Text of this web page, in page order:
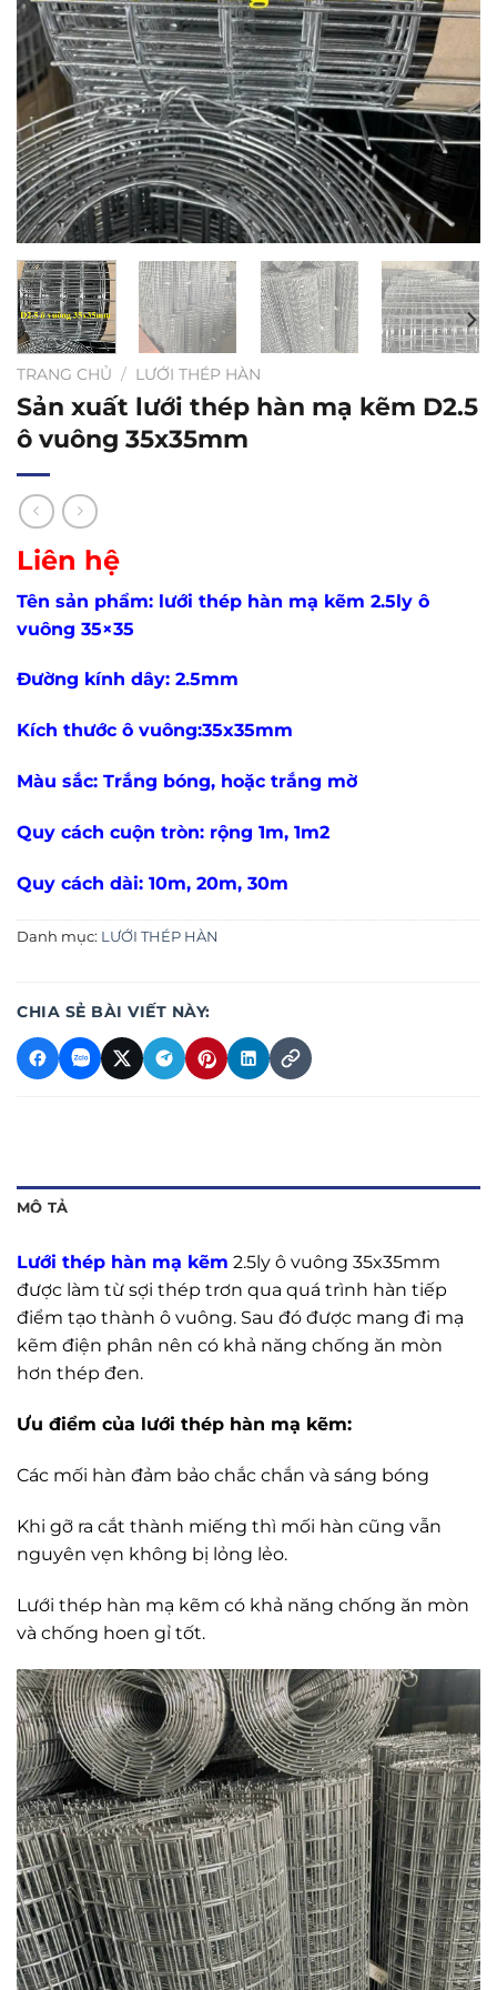
TRANG CHỦ / LƯỚI THÉP HÀN
Sản xuất lưới thép hàn mạ kẽm D2.5
ô vuông 35x35mm
Liên hệ
Tên sản phẩm: lưới thép hàn mạ kẽm 2.5ly ô
vuông 35×35
Đường kính dây: 2.5mm
Kích thước ô vuông:35x35mm
Màu sắc: Trắng bóng, hoặc trắng mờ
Quy cách cuộn tròn: rộng 1m, 1m2
Quy cách dài: 10m, 20m, 30m
Danh mục: LƯỚI THÉP HÀN
CHIA SẺ BÀI VIẾT NÀY:
MÔ TẢ
Lưới thép hàn mạ kẽm 2.5ly ô vuông 35x35mm
được làm từ sợi thép trơn qua quá trình hàn tiếp
điểm tạo thành ô vuông. Sau đó được mang đi mạ
kẽm điện phân nên có khả năng chống ăn mòn
hơn thép đen.
Ưu điểm của lưới thép hàn mạ kẽm:
Các mối hàn đảm bảo chắc chắn và sáng bóng
Khi gỡ ra cắt thành miếng thì mối hàn cũng vẫn
nguyên vẹn không bị lỏng lẻo.
Lưới thép hàn mạ kẽm có khả năng chống ăn mòn
và chống hoen gỉ tốt.